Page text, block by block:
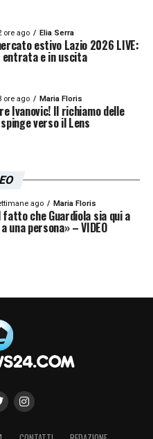
ore ago Elia Serra
estivo Lazio 2026 LIVE:
e in uscita
ore ago Maria Floris
Ivanovic! Il richiamo delle
verso il Lens
ago Maria Floris
che Guardiola sia qui a
una persona» – VIDEO